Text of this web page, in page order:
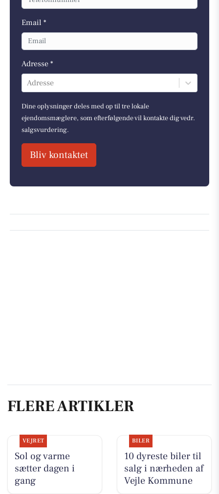
Email *
Adresse *
Adresse
Dine oplysninger deles med op til tre lokale
ejendomsmæglere, som efterfølgende vil kontakte dig vedr.
salgsvurdering.
Bliv kontaktet
FLERE ARTIKLER
VEJRET
Sol og varme
sætter dagen i
gang
BILER
10 dyreste biler til
salg i nærheden af
Vejle Kommune